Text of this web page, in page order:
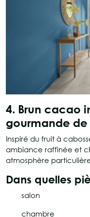
4. Brun cacao
gourmande de
Inspiré du fruit à
ambiance raffinée et
atmosphère
Dans quelles
salon
chambre